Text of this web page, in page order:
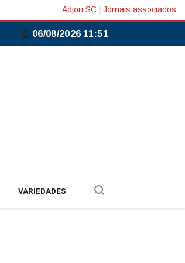
Adjori SC Jornais associados
06/08/2026 11:51
VARIEDADES